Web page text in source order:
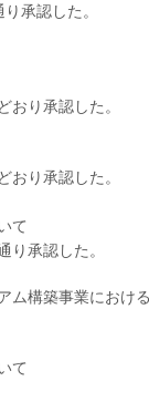
承認した。
おり承認した。
おり承認した。
て
り承認した。
ム構築事業におけ
て